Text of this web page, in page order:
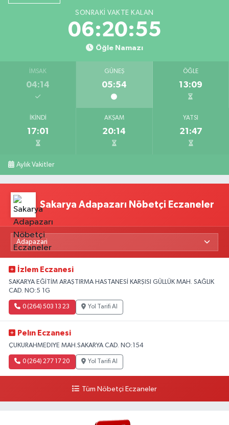
SONRAKI VAKTE KALAN
06:20:55
Öğle Namazı
İMSAK
04:14
GÜNEŞ
05:54
ÖĞLE
13:09
İKINDI
17:01
AKŞAM
20:14
YATSI
21:47
Aylık Vakitler
Sakarya Adapazarı Nöbetçi Eczaneler
İzlem Eczanesi
SAKARYA EĞİTİM ARAŞTIRMA HASTANESİ KARŞISI GÜLLÜK MAH. SAĞLIK
CAD. NO:5 1G
0 (264) 503 13 23 Yol Tarifi Al
Pelın Eczanesi
ÇUKURAHMEDIYE MAH.SAKARYA CAD. NO:154
0 (264) 277 17 20 Yol Tarifi Al
Tüm Nöbetçi Eczaneler